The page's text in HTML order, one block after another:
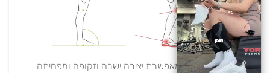
סוליה שטוחה מאפשרת יציבה ישרה וזקופה ומפחיתה